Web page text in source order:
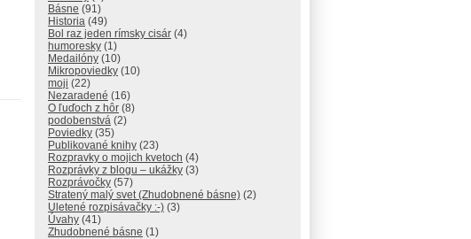
Básne (91)
Historia (49)
Bol raz jeden rímsky cisár (4)
humoresky (1)
Medailóny (10)
Mikropoviedky (10)
moji (22)
Nezaradené (16)
O ľuďoch z hôr (8)
podobenstvá (2)
Poviedky (35)
Publikované knihy (23)
Rozpravky o mojich kvetoch (4)
Rozprávky z blogu – ukážky (3)
Rozprávočky (57)
Stratený malý svet (Zhudobnené básne) (2)
Uletené rozpisávačky :-) (3)
Úvahy (41)
Zhudobnené básne (1)